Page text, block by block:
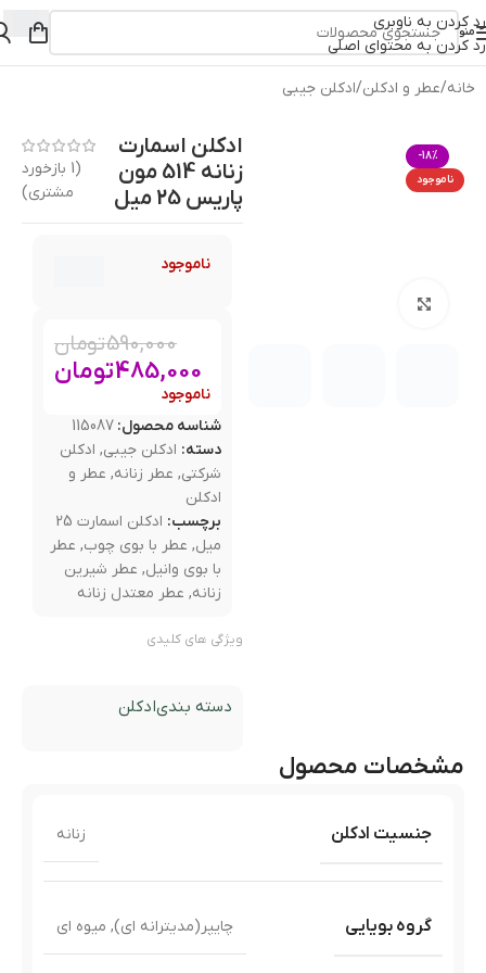
رد کردن به ناوبری
رد کردن به محتوای اصلی
منو
خانه/عطر و ادکلن/ادکلن جیبی
-18%
ناموجود
ادکلن اسمارت
زنانه 514 مون
پاریس 25 میل
(
1 بازخورد
مشتری)
ناموجود
590,000تومان
485,000تومان
ناموجود
شناسه محصول: 115087
دسته: ادکلن جیبی, ادکلن
شرکتی, عطر زنانه, عطر و
ادکلن
برچسب:
ادکلن اسمارت 25
میل, عطر با بوی چوب, عطر
با بوی وانیل, عطر شیرین
زنانه, عطر معتدل زنانه
ویژگی های کلیدی
دسته بندیادکلن
مشخصات محصول
جنسیت ادکلن زنانه
گروه بویایی چایپر(مدیترانه ای), میوه ای